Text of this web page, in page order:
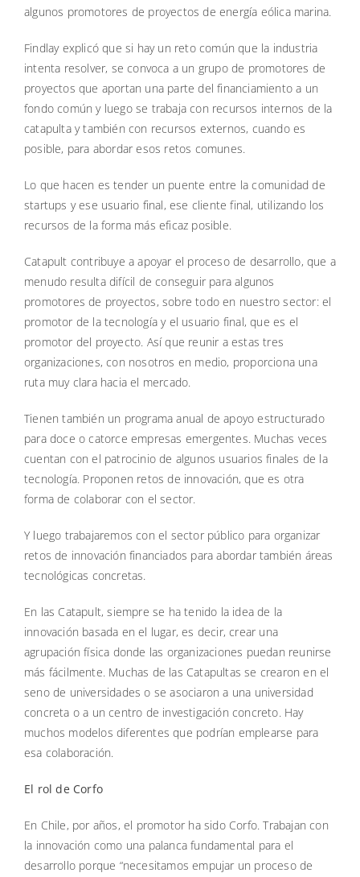
algunos promotores de proyectos de energía eólica marina.
Findlay explicó que si hay un reto común que la industria
intenta resolver, se convoca a un grupo de promotores de
proyectos que aportan una parte del financiamiento a un
fondo común y luego se trabaja con recursos internos de la
catapulta y también con recursos externos, cuando es
posible, para abordar esos retos comunes.
Lo que hacen es tender un puente entre la comunidad de
startups y ese usuario final, ese cliente final, utilizando los
recursos de la forma más eficaz posible.
Catapult contribuye a apoyar el proceso de desarrollo, que a
menudo resulta difícil de conseguir para algunos
promotores de proyectos, sobre todo en nuestro sector: el
promotor de la tecnología y el usuario final, que es el
promotor del proyecto. Así que reunir a estas tres
organizaciones, con nosotros en medio, proporciona una
ruta muy clara hacia el mercado.
Tienen también un programa anual de apoyo estructurado
para doce o catorce empresas emergentes. Muchas veces
cuentan con el patrocinio de algunos usuarios finales de la
tecnología. Proponen retos de innovación, que es otra
forma de colaborar con el sector.
Y luego trabajaremos con el sector público para organizar
retos de innovación financiados para abordar también áreas
tecnológicas concretas.
En las Catapult, siempre se ha tenido la idea de la
innovación basada en el lugar, es decir, crear una
agrupación física donde las organizaciones puedan reunirse
más fácilmente. Muchas de las Catapultas se crearon en el
seno de universidades o se asociaron a una universidad
concreta o a un centro de investigación concreto. Hay
muchos modelos diferentes que podrían emplearse para
esa colaboración.
El rol de Corfo
En Chile, por años, el promotor ha sido Corfo. Trabajan con
la innovación como una palanca fundamental para el
desarrollo porque “necesitamos empujar un proceso de